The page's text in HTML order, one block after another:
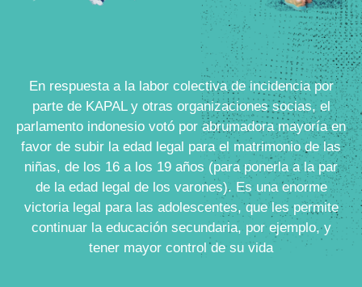
En respuesta a la labor colectiva de incidencia por
parte de KAPAL y otras organizaciones socias, el
parlamento indonesio votó por abrumadora mayoría en
favor de subir la edad legal para el matrimonio de las
niñas, de los 16 a los 19 años (para ponerla a la par
de la edad legal de los varones). Es una enorme
victoria legal para las adolescentes, que les permite
continuar la educación secundaria, por ejemplo, y
tener mayor control de su vida